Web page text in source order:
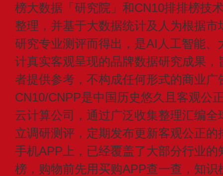
榜大数据「研究院」和CN10排排榜技
整理，并基于大数据统计及人为根据
研究专业测评而得出，是AI人工智能、
计真实客观呈现的品牌数据研究成果
者提供参考，不构成任何形式的商业广
CN10/CNPP是中国历史悠久且客观公
云计算公司，通过广泛收集整理汇编
立调研测评，定期发布更新客观公正
手机APP上，已经覆盖了大部分行业
榜，购物前先用买购APP查一查，知